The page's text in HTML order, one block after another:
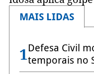
MAIS LIDAS
1Defesa Civil
temporais no